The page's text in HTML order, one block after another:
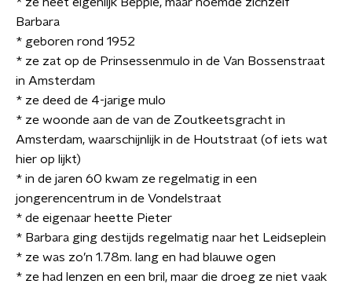
Barbara
* geboren rond 1952
* ze zat op de Prinsessenmulo in de Van Bossenstraat
in Amsterdam
* ze deed de 4-jarige mulo
* ze woonde aan de van de Zoutkeetsgracht in
Amsterdam, waarschijnlijk in de Houtstraat (of iets wat
hier op lijkt)
* in de jaren 60 kwam ze regelmatig in een
jongerencentrum in de Vondelstraat
* de eigenaar heette Pieter
* Barbara ging destijds regelmatig naar het Leidseplein
* ze was zo’n 1.78m. lang en had blauwe ogen
* ze had lenzen en een bril, maar die droeg ze niet vaak